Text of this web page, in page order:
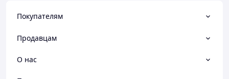
Покупателям
Продавцам
О нас